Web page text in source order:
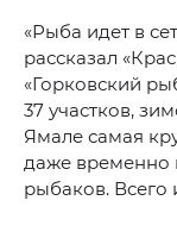
«Рыба идет в
рассказал
«Горковский
37 участков,
Ямале самая
даже временно
рыбаков. Всего